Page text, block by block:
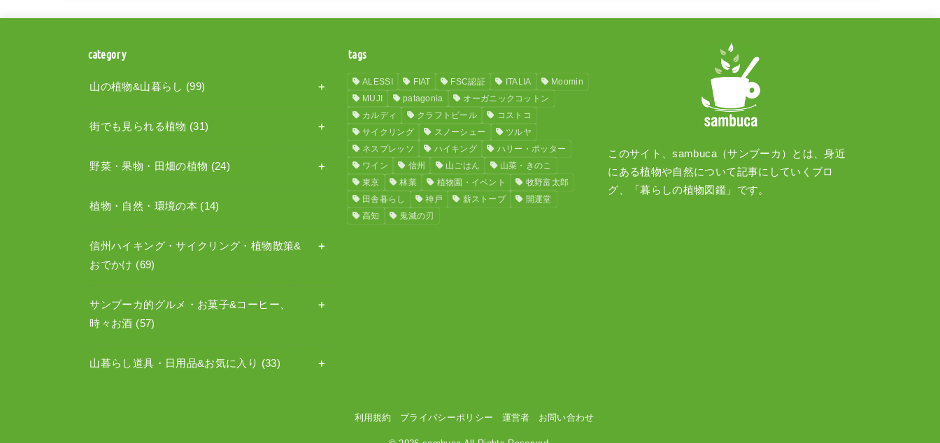
category
山の植物&山暮らし (99)
街でも見られる植物 (31)
野菜・果物・田畑の植物 (24)
植物・自然・環境の本 (14)
信州ハイキング・サイクリング・植物散策&
おでかけ (69)
サンブーカ的グルメ・お菓子&コーヒー、
時々お酒 (57)
山暮らし道具・日用品&お気に入り (33)
tags
ALESSI FIAT FSC認証 ITALIA
Moomin
MUJI
patagonia
オーガニックコットン
カルディ
クラフトビール
コストコ
サイクリング
スノーシュー
ツルヤ
ネスプレッソ
ハイキング
ハリー・ポッター
ワイン
信州 山ごはん
山菜・きのこ
東京
林業 植物園・イベント
牧野富太郎
田舎暮らし
神戸 薪ストーブ
開運堂
高知
鬼滅の刃
このサイト、sambuca（サンブーカ）とは、身近
にある植物や自然について記事にしていくブロ
グ、「暮らしの植物図鑑」です。
利用規約 プライバシーポリシー 運営者 お問い合わせ